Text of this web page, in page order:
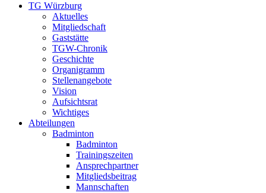
TG Würzburg
Aktuelles
Mitgliedschaft
Gaststätte
TGW-Chronik
Geschichte
Organigramm
Stellenangebote
Vision
Aufsichtsrat
Wichtiges
Abteilungen
Badminton
Badminton
Trainingszeiten
Ansprechpartner
Mitgliedsbeitrag
Mannschaften